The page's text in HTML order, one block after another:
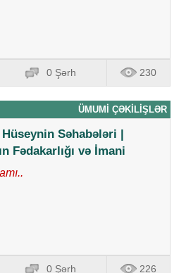
0 Şərh 230
ÜMUMI ÇƏKILIŞLƏR
Səhabələri |
Fədakarlığı və İmani
0 Şərh 226